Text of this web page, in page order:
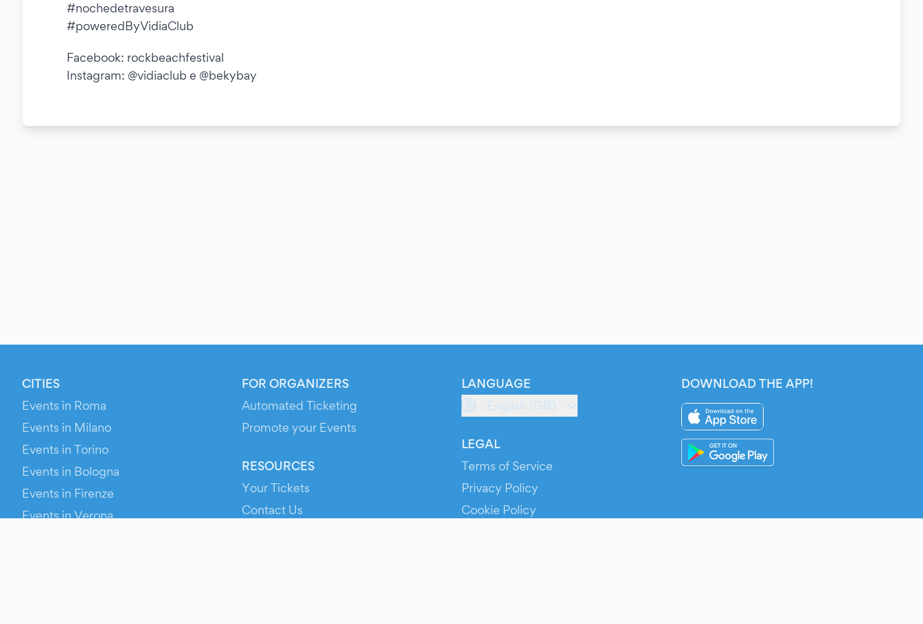
#nochedetravesura
#poweredByVidiaClub
Facebook: rockbeachfestival
Instagram: @vidiaclub e @bekybay
CITIES
Events in Roma
Events in Milano
Events in Torino
Events in Bologna
Events in Firenze
Events in Verona
FOR ORGANIZERS
Automated Ticketing
Promote your Events
RESOURCES
Your Tickets
Contact Us
LANGUAGE
English (GB)
LEGAL
Terms of Service
Privacy Policy
Cookie Policy
DOWNLOAD THE APP!